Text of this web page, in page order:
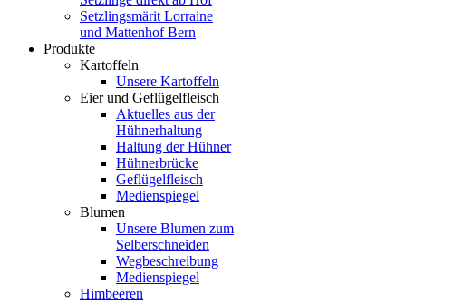
Setzlingsmärit Lorraine
und Mattenhof Bern
Produkte
Kartoffeln
Unsere Kartoffeln
Eier und Geflügelfleisch
Aktuelles aus der
Hühnerhaltung
Haltung der Hühner
Hühnerbrücke
Geflügelfleisch
Medienspiegel
Blumen
Unsere Blumen zum
Selberschneiden
Wegbeschreibung
Medienspiegel
Himbeeren